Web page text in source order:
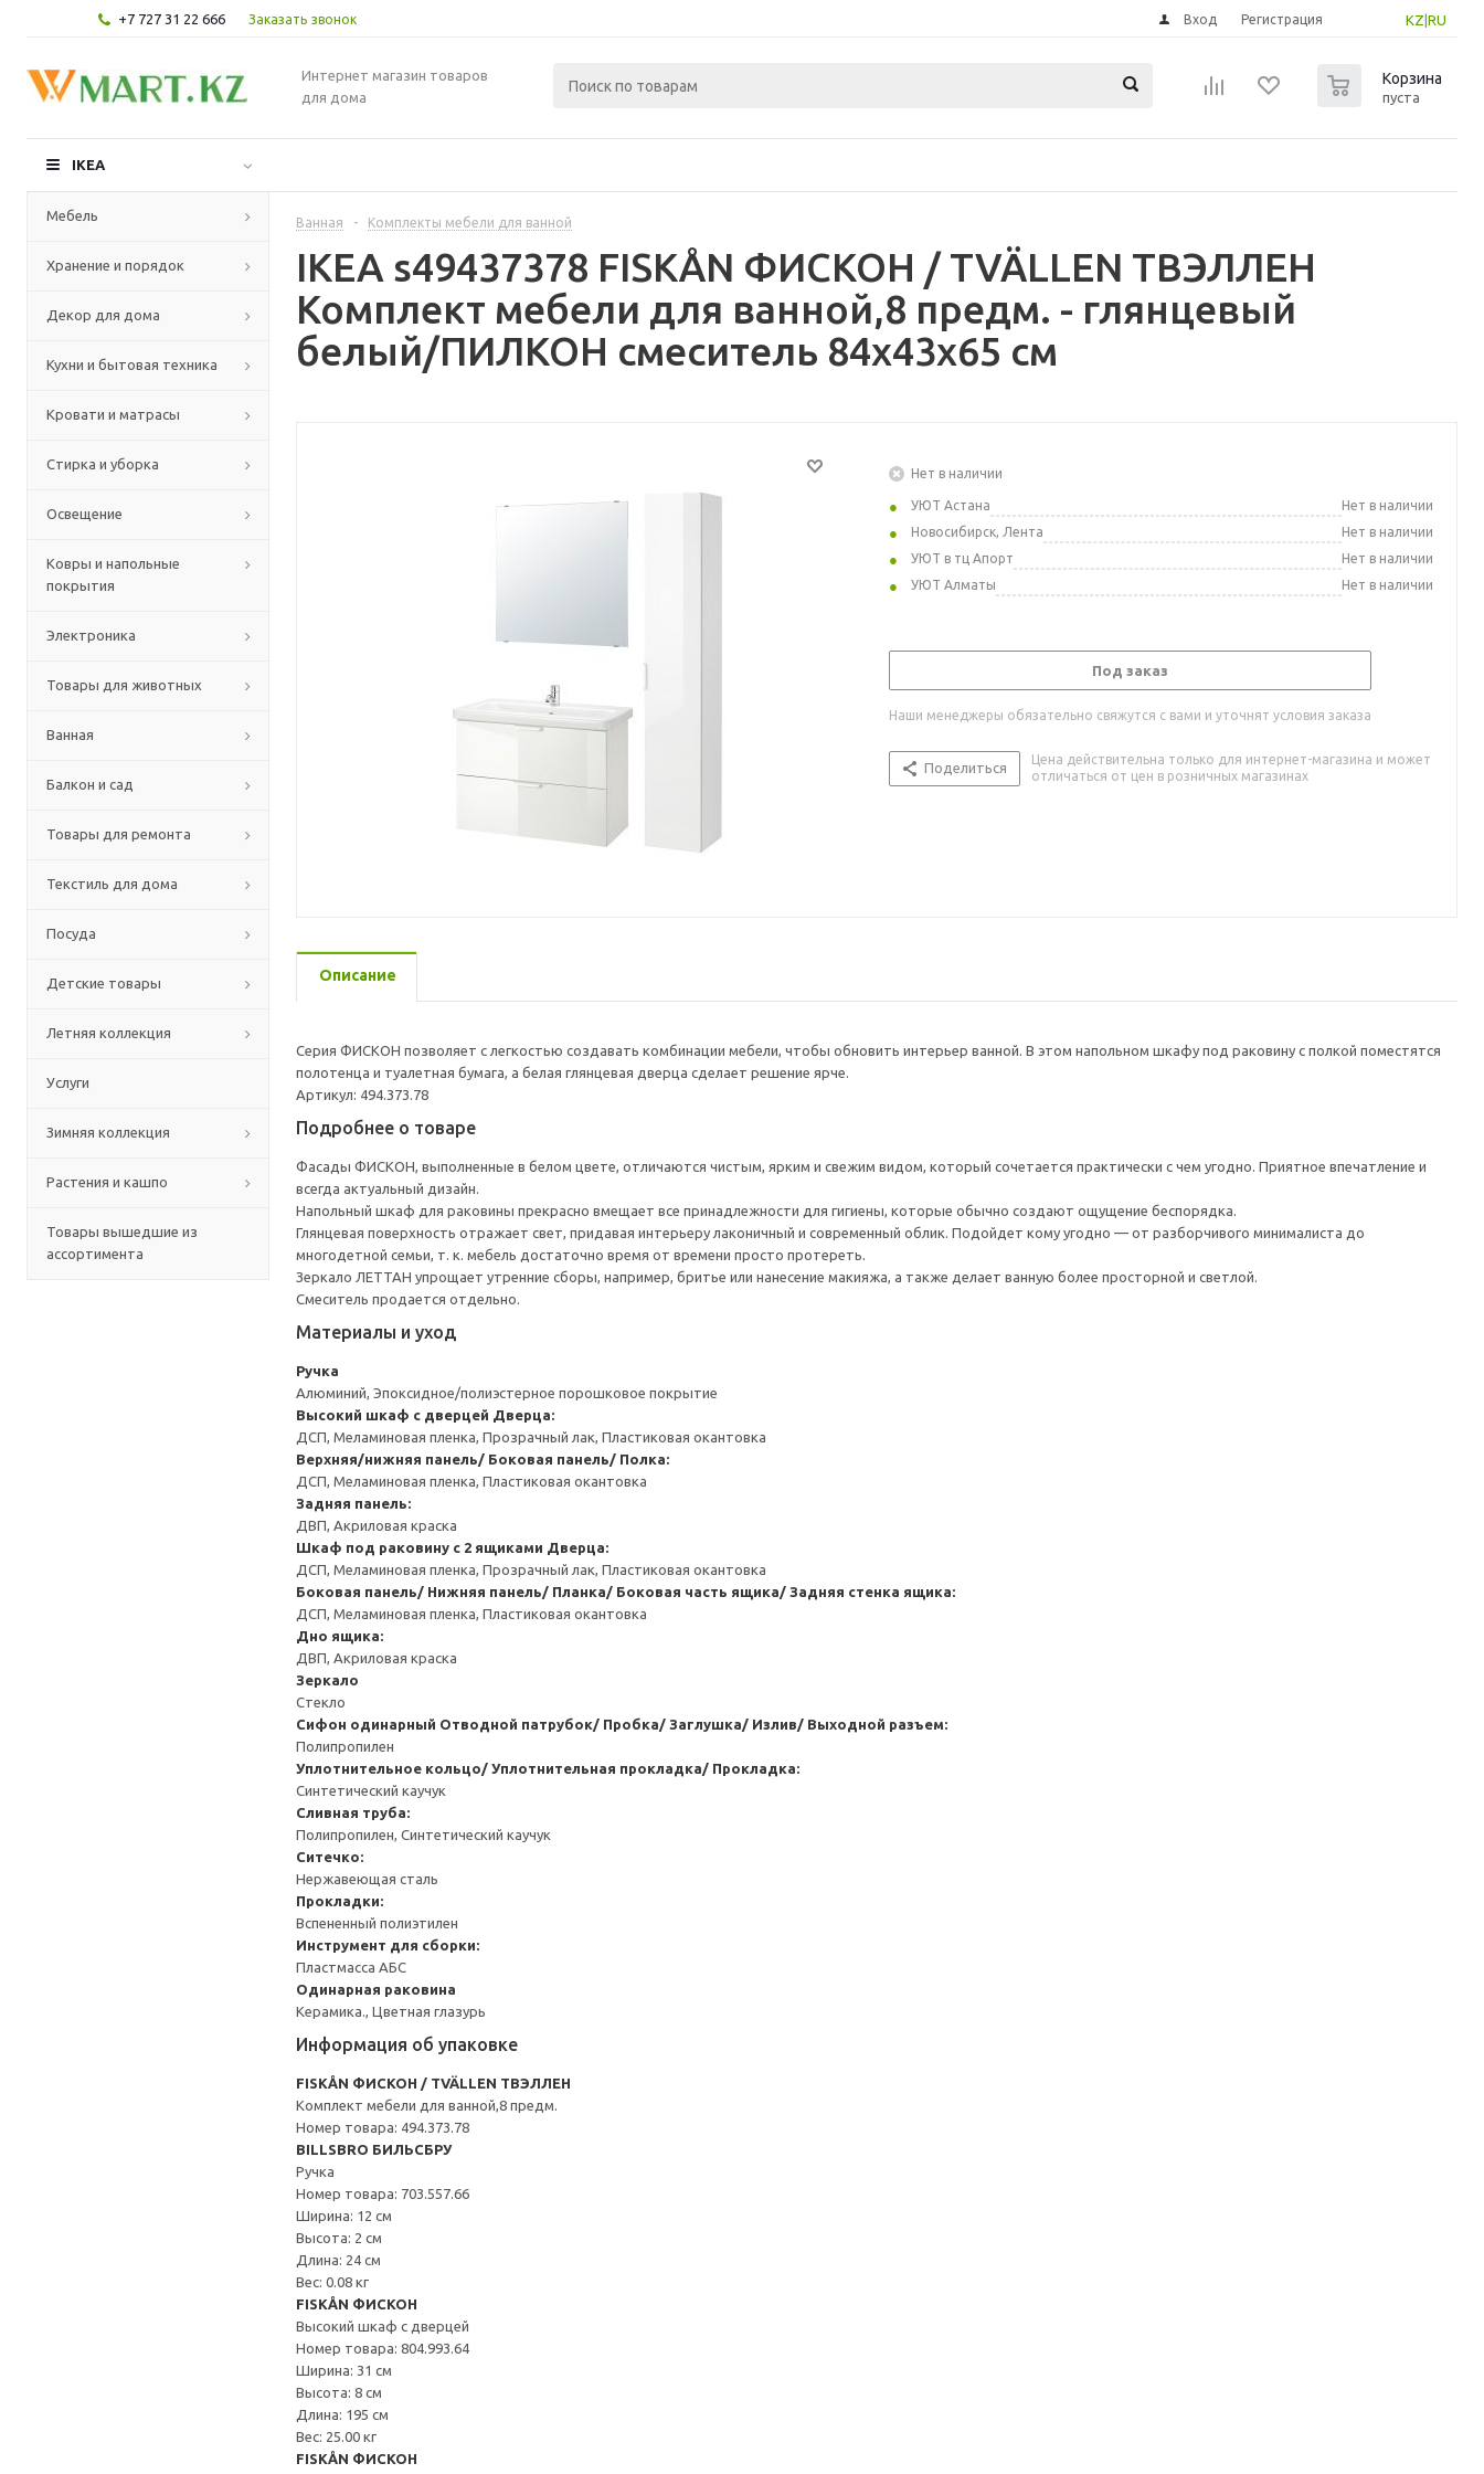
+7 727 31 22 666 Заказать звонок KZ RU
Вход Регистрация
Интернет магазин товаров
для дома
Корзина
пуста
IKEA
Мебель
Хранение и порядок
Декор для дома
Кухни и бытовая техника
Кровати и матрасы
Стирка и уборка
Освещение
Ковры и напольные
покрытия
Электроника
Товары для животных
Ванная
Балкон и сад
Товары для ремонта
Текстиль для дома
Посуда
Детские товары
Летняя коллекция
Услуги
Зимняя коллекция
Растения и кашпо
Товары вышедшие из
ассортимента
Ванная - Комплекты мебели для ванной
IKEA s49437378 FISKÅN ФИСКОН / TVÄLLEN ТВЭЛЛЕН
Комплект мебели для ванной,8 предм. - глянцевый
белый/ПИЛКОН смеситель 84x43x65 см
Нет в наличии
УЮТ Астана
Нет в наличии
Новосибирск, Лента
Нет в наличии
УЮТ в тц Апорт
Нет в наличии
УЮТ Алматы
Нет в наличии
Под заказ
Наши менеджеры обязательно свяжутся с вами и уточнят условия заказа
Поделиться
Цена действительна только для интернет-магазина и может
отличаться от цен в розничных магазинах
Описание
Серия ФИСКОН позволяет с легкостью создавать комбинации мебели, чтобы обновить интерьер ванной. В этом напольном шкафу под раковину с полкой поместятся
полотенца и туалетная бумага, а белая глянцевая дверца сделает решение ярче.
Артикул: 494.373.78
Подробнее о товаре
Фасады ФИСКОН, выполненные в белом цвете, отличаются чистым, ярким и свежим видом, который сочетается практически с чем угодно. Приятное впечатление и
всегда актуальный дизайн.
Напольный шкаф для раковины прекрасно вмещает все принадлежности для гигиены, которые обычно создают ощущение беспорядка.
Глянцевая поверхность отражает свет, придавая интерьеру лаконичный и современный облик. Подойдет кому угодно — от разборчивого минималиста до
многодетной семьи, т. к. мебель достаточно время от времени просто протереть.
Зеркало ЛЕТТАН упрощает утренние сборы, например, бритье или нанесение макияжа, а также делает ванную более просторной и светлой.
Смеситель продается отдельно.
Материалы и уход
Ручка
Алюминий, Эпоксидное/полиэстерное порошковое покрытие
Высокий шкаф с дверцей Дверца:
ДСП, Меламиновая пленка, Прозрачный лак, Пластиковая окантовка
Верхняя/нижняя панель/ Боковая панель/ Полка:
ДСП, Меламиновая пленка, Пластиковая окантовка
Задняя панель:
ДВП, Акриловая краска
Шкаф под раковину с 2 ящиками Дверца:
ДСП, Меламиновая пленка, Прозрачный лак, Пластиковая окантовка
Боковая панель/ Нижняя панель/ Планка/ Боковая часть ящика/ Задняя стенка ящика:
ДСП, Меламиновая пленка, Пластиковая окантовка
Дно ящика:
ДВП, Акриловая краска
Зеркало
Стекло
Сифон одинарный Отводной патрубок/ Пробка/ Заглушка/ Излив/ Выходной разъем:
Полипропилен
Уплотнительное кольцо/ Уплотнительная прокладка/ Прокладка:
Синтетический каучук
Сливная труба:
Полипропилен, Синтетический каучук
Ситечко:
Нержавеющая сталь
Прокладки:
Вспененный полиэтилен
Инструмент для сборки:
Пластмасса АБС
Одинарная раковина
Керамика., Цветная глазурь
Информация об упаковке
FISKÅN ФИСКОН / TVÄLLEN ТВЭЛЛЕН
Комплект мебели для ванной,8 предм.
Номер товара: 494.373.78
BILLSBRO БИЛЬСБРУ
Ручка
Номер товара: 703.557.66
Ширина: 12 см
Высота: 2 см
Длина: 24 см
Вес: 0.08 кг
FISKÅN ФИСКОН
Высокий шкаф с дверцей
Номер товара: 804.993.64
Ширина: 31 см
Высота: 8 см
Длина: 195 см
Вес: 25.00 кг
FISKÅN ФИСКОН